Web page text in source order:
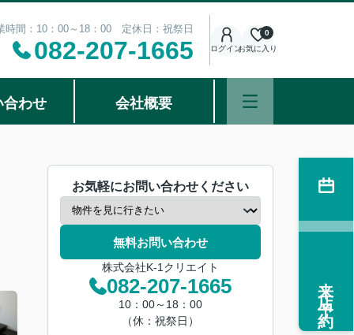
時間：10：00～18：00 定休日：祝祭日
082-207-1665 ログインお気に入り
0
合わせ 会社概要
お気軽にお問い合わせください
無料お問い合わせ
株式会社K-1クリエイト
082-207-1665
10：00～18：00
（休：祝祭日）
来店予約